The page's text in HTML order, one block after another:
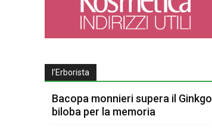
l’Erborista
Bacopa monnieri supera il Ginkgo
biloba per la memoria